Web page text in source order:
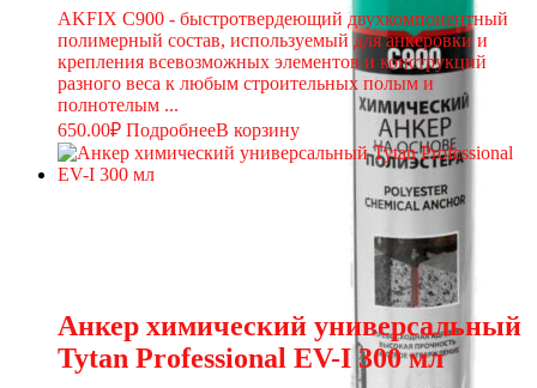
AKFIX C900 - быстротвердеющий двухкомпонентный
полимерный состав, используемый для анкеровки и
крепления всевозможных элементов и конструкций
разного веса к любым строительных полым и
полнотелым ...
650.00₽ ПодробнееВ корзину
Анкер химический универсальный
Tytan Professional EV-I 300 мл